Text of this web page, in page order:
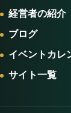
経営者の紹介
ブログ
イベントカレ
サイト一覧